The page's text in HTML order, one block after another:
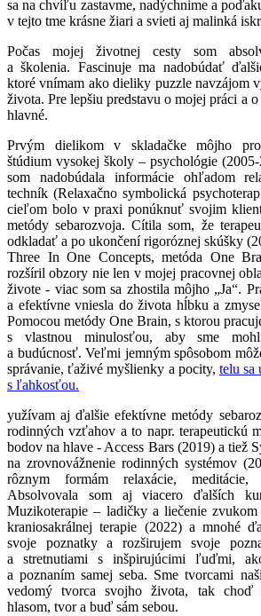
sa na chvíľu zastavme, nadýchnime a
v tejto tme krásne žiari a svieti aj malinká
Počas mojej životnej cesty som
a školenia. Fascinuje ma nadobúdať
ktoré vnímam ako dieliky puzzle navzájom
života. Pre lepšiu predstavu o mojej práci a
hlavné.
Prvým dielikom v skladačke môjho
štúdium vysokej školy – psychológie
som nadobúdala informácie ohľadom
techník (Relaxačno symbolická
cieľom bolo v praxi ponúknuť svojim
metódy sebarozvoja. Cítila som, že
odkladať a po ukončení rigoróznej skúšky
Three In One Concepts, metóda One
rozšíril obzory nie len v mojej pracovnej
živote - viac som sa zhostila môjho „Ja“.
a efektívne vniesla do života hĺbku a
Pomocou metódy One Brain, s ktorou
s vlastnou minulosťou, aby sme
a budúcnosť. Veľmi jemným spôsobom
správanie, ťaživé myšlienky a pocity, telu sa
s ľahkosťou.
yužívam aj ďalšie efektívne metódy
rodinných vzťahov a to napr. terapeutickú
bodov na hlave - Access Bars (2019) a tiež
na zrovnovážnenie rodinných systémov
rôznym formám relaxácie,
Absolvovala som aj viacero ďalších
Muzikoterapie – ladičky a liečenie
kraniosakrálnej terapie (2022) a mnohé
svoje poznatky a rozširujem svoje
a stretnutiami s inšpirujúcimi ľuďmi,
a poznaním samej seba. Sme tvorcami
vedomý tvorca svojho života, tak choď
hlasom, tvor a buď sám sebou.